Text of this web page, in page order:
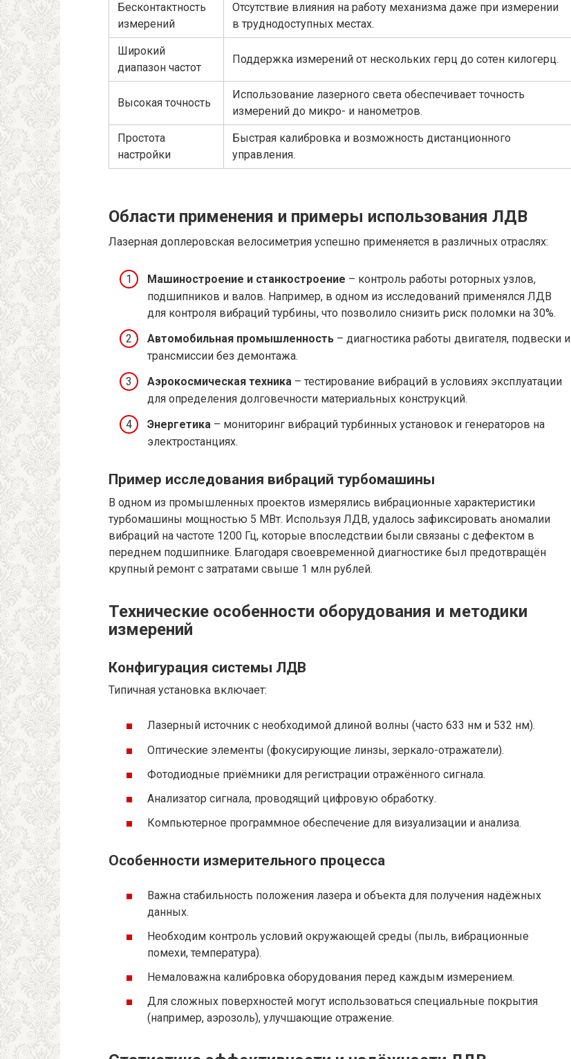
Бесконтактность
измерений
Отсутствие влияния на работу механизма даже при измерении
в труднодоступных местах.
Широкий
диапазон частот
Поддержка измерений от нескольких герц до сотен килогерц.
Высокая точность
Использование лазерного света обеспечивает точность
измерений до микро- и нанометров.
Простота
настройки
Быстрая калибровка и возможность дистанционного
управления.
Области применения и примеры использования ЛДВ
Лазерная доплеровская велосиметрия успешно применяется в различных отраслях:
Машиностроение и станкостроение – контроль работы роторных узлов,
подшипников и валов. Например, в одном из исследований применялся ЛДВ
для контроля вибраций турбины, что позволило снизить риск поломки на 30%.
Автомобильная промышленность – диагностика работы двигателя, подвески и
трансмиссии без демонтажа.
Аэрокосмическая техника – тестирование вибраций в условиях эксплуатации
для определения долговечности материальных конструкций.
Энергетика – мониторинг вибраций турбинных установок и генераторов на
электростанциях.
Пример исследования вибраций турбомашины
В одном из промышленных проектов измерялись вибрационные характеристики
турбомашины мощностью 5 МВт. Используя ЛДВ, удалось зафиксировать аномалии
вибраций на частоте 1200 Гц, которые впоследствии были связаны с дефектом в
переднем подшипнике. Благодаря своевременной диагностике был предотвращён
крупный ремонт с затратами свыше 1 млн рублей.
Технические особенности оборудования и методики
измерений
Конфигурация системы ЛДВ
Типичная установка включает:
Лазерный источник с необходимой длиной волны (часто 633 нм и 532 нм).
Оптические элементы (фокусирующие линзы, зеркало-отражатели).
Фотодиодные приёмники для регистрации отражённого сигнала.
Анализатор сигнала, проводящий цифровую обработку.
Компьютерное программное обеспечение для визуализации и анализа.
Особенности измерительного процесса
Важна стабильность положения лазера и объекта для получения надёжных
данных.
Необходим контроль условий окружающей среды (пыль, вибрационные
помехи, температура).
Немаловажна калибровка оборудования перед каждым измерением.
Для сложных поверхностей могут использоваться специальные покрытия
(например, аэрозоль), улучшающие отражение.